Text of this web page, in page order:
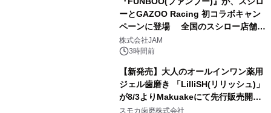
ーとGAZOO Racing 初コラボキャン
ペーンに登場 全国のスシロー店舗で
GR 4車種の FUNBOO(ミニカー)付き
メニューが展開されます
株式会社JAM
3時間前
【新発売】大人のオールインワン薬用
ジェル歯磨き 「LilliSH(リリッシュ)」
が8/3よりMakuakeにて先行販売開
始！
スモカ歯磨株式会社